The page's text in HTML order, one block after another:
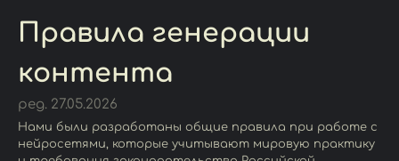
Правила генерации
контента
ред. 27.05.2026
Нами были разработаны общие правила при работе с
нейросетями, которые учитывают мировую практику